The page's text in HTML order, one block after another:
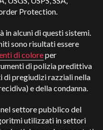
Protection.
alcuni di questi sistemi.
sono risultati essere
di coloreper
di polizia predittiva
di pregiudizi razziali nella
e della condanna.
nel settore pubblico del
utilizzati in settori